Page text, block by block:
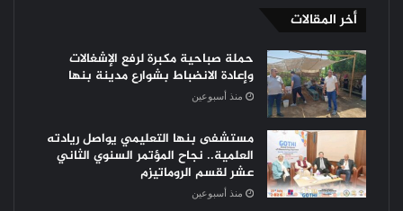
أخر المقالات
حملة صباحية مكبرة لرفع الإشغالات
وإعادة الانضباط بشوارع مدينة بنها
منذ أسبوعين
مستشفى بنها التعليمي يواصل ريادته
العلمية.. نجاح المؤتمر السنوي الثاني
عشر لقسم الروماتيزم
منذ أسبوعين